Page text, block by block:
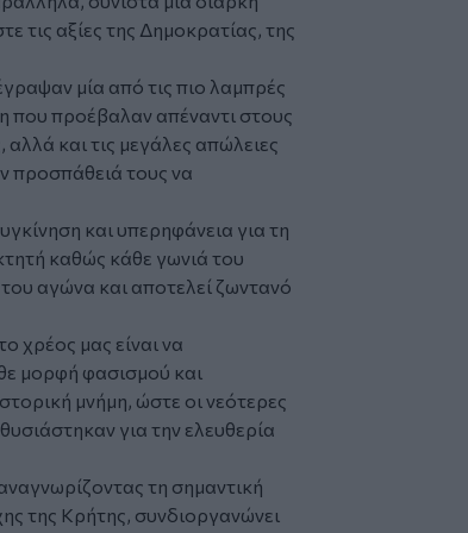
τις αξίες της Δημοκρατίας, της
μία από τις πιο λαμπρές
που προέβαλαν απέναντι στους
και τις μεγάλες απώλειες
προσπάθειά τους να
και υπερηφάνεια για τη
καθώς κάθε γωνιά του
αγώνα και αποτελεί ζωντανό
χρέος μας είναι να
μορφή φασισμού και
μνήμη, ώστε οι νεότερες
για την ελευθερία
τη σημαντική
της Κρήτης, συνδιοργανώνει